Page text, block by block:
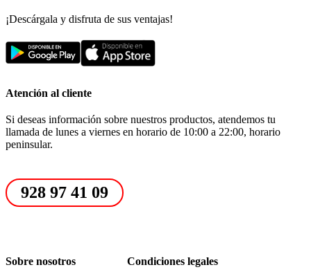
¡Descárgala y disfruta de sus ventajas!
Atención al cliente
Si deseas información sobre nuestros productos, atendemos tu
llamada de lunes a viernes en horario de 10:00 a 22:00, horario
peninsular.
928 97 41 09
Sobre nosotros
Condiciones legales